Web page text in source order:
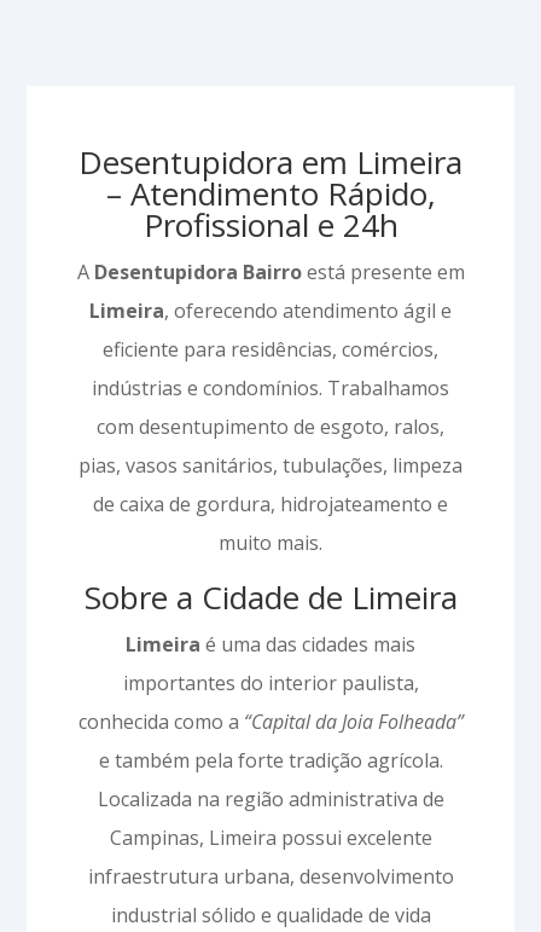
Desentupidora em Limeira
– Atendimento Rápido,
Profissional e 24h
A Desentupidora Bairroestá presente em
Limeira, oferecendo atendimento ágil e
eficiente para residências, comércios,
indústrias e condomínios. Trabalhamos
com desentupimento de esgoto, ralos,
pias, vasos sanitários, tubulações, limpeza
de caixa de gordura, hidrojateamento e
muito mais.
Sobre a Cidade de Limeira
Limeira é uma das cidades mais
importantes do interior paulista,
conhecida como a “Capital da Joia Folheada”
e também pela forte tradição agrícola.
Localizada na região administrativa de
Campinas, Limeira possui excelente
infraestrutura urbana, desenvolvimento
industrial sólido e qualidade de vida